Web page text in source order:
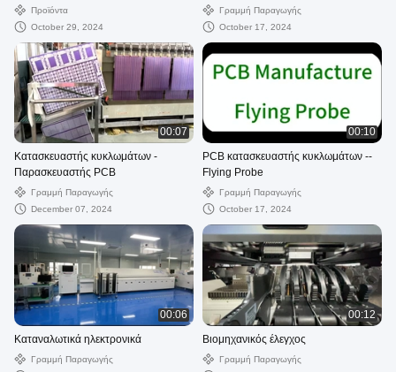
αναπτύχθηκε από την GT
Προϊόντα
October 29, 2024
Γραμμή Παραγωγής
October 17, 2024
00:07
Κατασκευαστής κυκλωμάτων -
Παρασκευαστής PCB
Γραμμή Παραγωγής
December 07, 2024
00:10
PCB κατασκευαστής κυκλωμάτων --
Flying Probe
Γραμμή Παραγωγής
October 17, 2024
00:06
Καταναλωτικά ηλεκτρονικά
Γραμμή Παραγωγής
00:12
Βιομηχανικός έλεγχος
Γραμμή Παραγωγής